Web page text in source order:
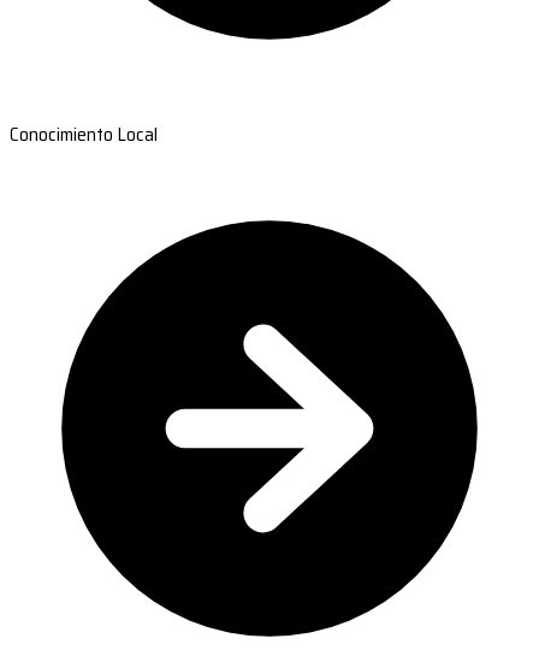
Conocimiento Local